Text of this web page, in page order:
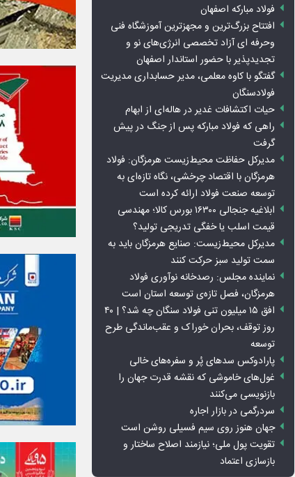
فولاد مبارکه اصفهان
افتتاح بزرگ‌ترین و مجهزترین آموزشگاه فنی
وحرفه ای آزاد تخصصی انرژی‌های نو و
تجدیدپذیر با حضور استاندار اصفهان
گفتگو با کاوه معلمی، مدیر حسابداری مدیریت
فولادسنگان
حیات اکتشافات غدیر در هاله‌ای از ابهام
راهی که فولاد مبارکه پس از جنگ در پیش
گرفت
مدیرکل حفاظت محیط‌زیست هرمزگان: فولاد
هرمزگان با اقتصاد چرخشی، نگاه تازه‌ای به
توسعه صنعت فولاد ارائه کرده است
ابلاغیه جنجالی ۱۶۳۰۰ بورس کالا؛ مهندسی
قیمت اسلب یا خفگی تدریجی تولید؟
مدیرکل محیط‌زیست: صنایع هرمزگان باید به
سمت تولید سبز حرکت کنند
نماینده مجلس: رصدخانه نوآوری فولاد
هرمزگان، فصل تازه‌ی توسعه استان است
افق ۱۵ میلیون تنی فولاد سنگان چه شد؟ | ۴۰
روز توقف، بحران خوراک و عقب‌ماندگی طرح
توسعه
پارادوکس سدهای پُر و سفره‌های خالی
غول‌های خاموشی که نقشه قدرت جهان را
بازنویسی می‌کنند
سردرگمی در بازار اجاره
جهان هنوز روی سیم فسیلی روشن است
تقویت پول ملی؛ نیازمند اصلاح ساختار و
بازسازی اعتماد